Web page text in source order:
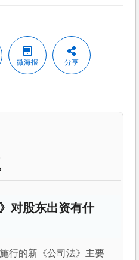
微海报 分享
对股东出资有什
行的新《公司法》主要